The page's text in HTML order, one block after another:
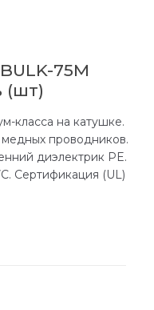
75M
(шт)
класса на катушке.
проводников.
диэлектрик PE.
Сертификация (UL)